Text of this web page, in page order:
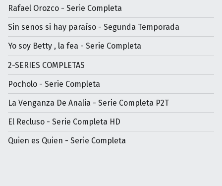
Rafael Orozco - Serie Completa
Sin senos si hay paraíso - Segunda Temporada
Yo soy Betty , la fea - Serie Completa
2-SERIES COMPLETAS
Pocholo - Serie Completa
La Venganza De Analia - Serie Completa P2T
El Recluso - Serie Completa HD
Quien es Quien - Serie Completa